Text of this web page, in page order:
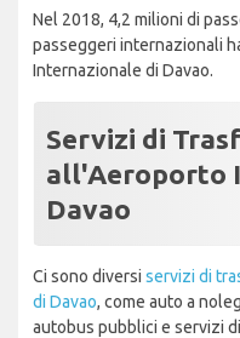
Nel 2018, 4,2 milioni di
passeggeri internazionali
Internazionale di Davao.
Servizi di
all'Aeroporto
Davao
Ci sono diversi servizi di
di Davao, come auto a
autobus pubblici e servizi